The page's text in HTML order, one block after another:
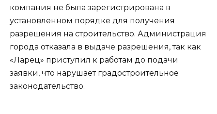
компания не была зарегистрирована в
установленном порядке для получения
разрешения на строительство. Администрация
города отказала в выдаче разрешения, так как
«Ларец» приступил к работам до подачи
заявки, что нарушает градостроительное
законодательство.